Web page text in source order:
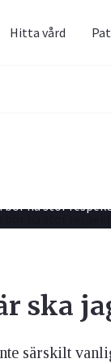
Hitta vård
bör ha stor
ska
särskilt